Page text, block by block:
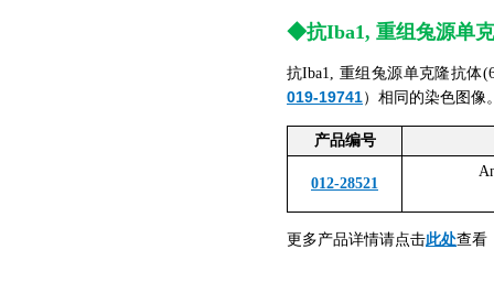
◆抗Iba1, 重组兔源单
抗Iba1, 重组兔源单克隆抗体
019-19741）相同的染色图像
产品编号
012-28521
更多产品详情请点击此处查看